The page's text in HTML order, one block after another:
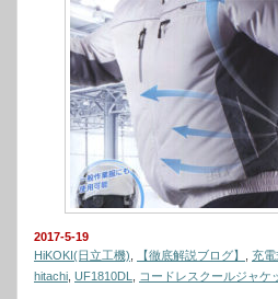
2017-5-19
HiKOKI(日立工機)
【徹底解説ブログ】
充電
hitachi UF1810DL コードレスクールジャケ